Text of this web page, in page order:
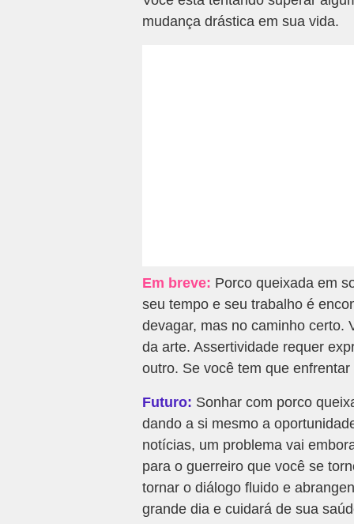
mudança drástica em sua vida.
Em breve: Porco queixada em
seu tempo e seu trabalho é
devagar, mas no caminho certo.
da arte. Assertividade requer
outro. Se você tem que
Futuro: Sonhar com porco
dando a si mesmo a
notícias, um problema vai
para o guerreiro que você se
tornar o diálogo fluido e
grande dia e cuidará de sua